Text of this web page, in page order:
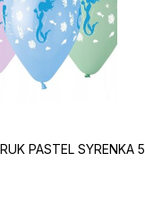
PASTEL SYRENKA